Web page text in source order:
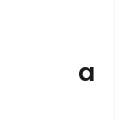
a